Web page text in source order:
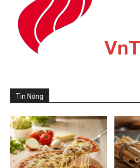
Tin Nóng